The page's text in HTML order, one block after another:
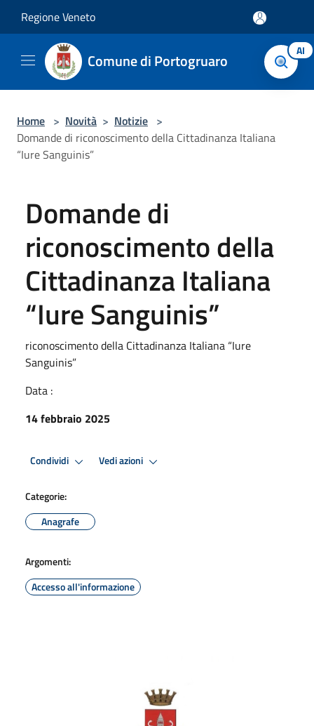
Regione Veneto
Comune di Portogruaro AI
Home > Novità > Notizie >
Domande di riconoscimento della Cittadinanza Italiana
“Iure Sanguinis”
Domande di
riconoscimento della
Cittadinanza Italiana
“Iure Sanguinis”
riconoscimento della Cittadinanza Italiana “Iure
Sanguinis”
Data :
14 febbraio 2025
Condividi Vedi azioni
Categorie:
Anagrafe
Argomenti:
Accesso all'informazione